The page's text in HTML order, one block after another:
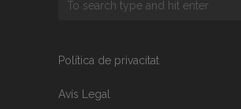
Política de privacitat
Avís Legal